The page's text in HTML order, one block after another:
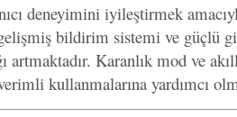
deneyimini iyileştirmek
bildirim sistemi ve güçlü
artmaktadır. Karanlık mod ve
kullanmalarına yardımcı